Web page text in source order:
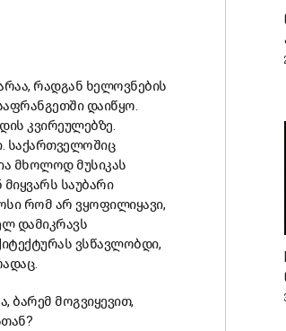
რადგან ხელოვნების
დაიწყო.
კვირეულებზე.
საქართველოშიც
მხოლოდ მუსიკას
საუბარი
რომ არ ვყოფილიყავი,
დამიკრავს
ვსწავლობდი,
ბარემ მოგვიყევით,